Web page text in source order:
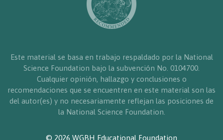
Este material se basa en trabajo respaldado por la National
Science Foundation bajo la subvención No. 0104700.
Cualquier opinión, hallazgo y conclusiones o
recomendaciones que se encuentren en este material son las
del autor(es) y no necesariamente reflejan las posiciones de
la National Science Foundation.
© 2026 WGBH Educational Foundation